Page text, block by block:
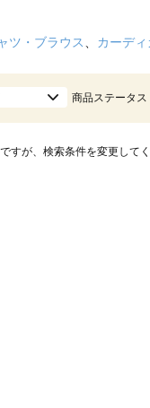
ツ・ブラウス カーディ
商品ステータス
すが、検索条件を変更してく